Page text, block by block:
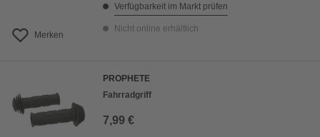
Merken
Verfügbarkeit im Markt prüfen
Nicht online erhältlich
PROPHETE
Fahrradgriff
7,99 €